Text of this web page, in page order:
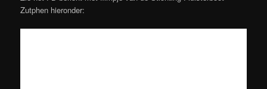
Zutphen hieronder: